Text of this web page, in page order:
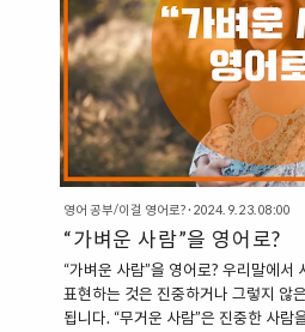
영어 공부/이걸 영어로?· 2024. 9. 23. 08:00
“가벼운 사람”을 영어로?
“가벼운 사람”을 영어로? 우리말에서
표현하는 것은 진중하거나 그렇지 않
됩니다. “무거운 사람”은 진중한 사람